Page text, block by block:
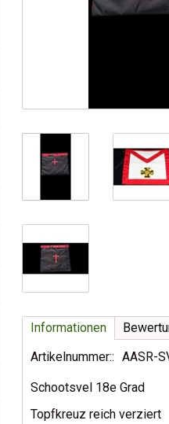
Informationen
Artikelnummer:: AASR-
Schootsvel 18e Grad
Topfkreuz reich verziert